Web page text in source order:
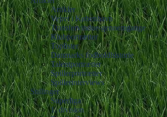
Artikler
Vejret i København
Transfervindue-gennemgange
Klubportrætter
Toplister
Danmarks fodboldhistorie
Talentportrætter
Spillerportrætter
Spillerinterviews
Stillinger
Superliga
1. division